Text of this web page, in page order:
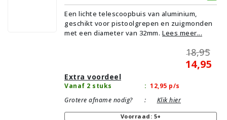
Een lichte telescoopbuis van aluminium,
geschikt voor pistoolgrepen en zuigmonden
met een diameter van 32mm. Lees meer...
18,95
14,95
Extra voordeel
Vanaf 2 stuks : 12,95 p/s
Grotere afname nodig?
: Klik hier
Voorraad: 5+